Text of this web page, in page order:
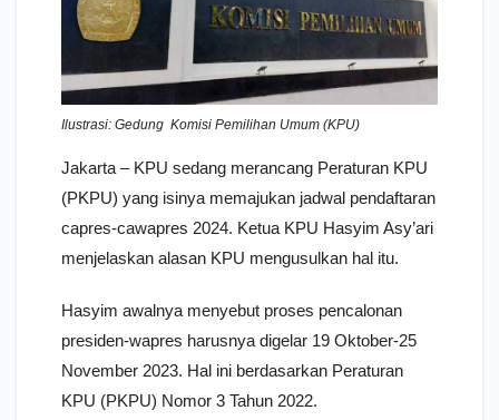
Ilustrasi: Gedung Komisi Pemilihan Umum (KPU)
Jakarta – KPU sedang merancang Peraturan KPU
(PKPU) yang isinya memajukan jadwal pendaftaran
capres-cawapres 2024. Ketua KPU Hasyim Asy’ari
menjelaskan alasan KPU mengusulkan hal itu.
Hasyim awalnya menyebut proses pencalonan
presiden-wapres harusnya digelar 19 Oktober-25
November 2023. Hal ini berdasarkan Peraturan
KPU (PKPU) Nomor 3 Tahun 2022.